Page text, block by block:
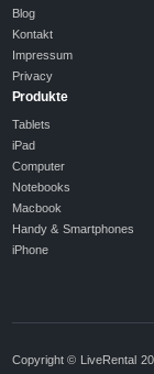
Blog
Kontakt
Impressum
Privacy
Produkte
Tablets
iPad
Computer
Notebooks
Macbook
Handy & Smartphones
iPhone
Copyright © LiveRental